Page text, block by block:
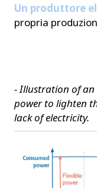
Un produttore
propria
- Illustration of an
power to lighten
lack of electricity.